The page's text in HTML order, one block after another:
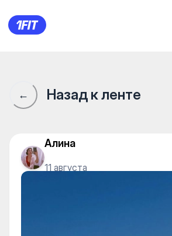
Сообщество 1Fit ·
← Назад к ленте
Алина
11 августа